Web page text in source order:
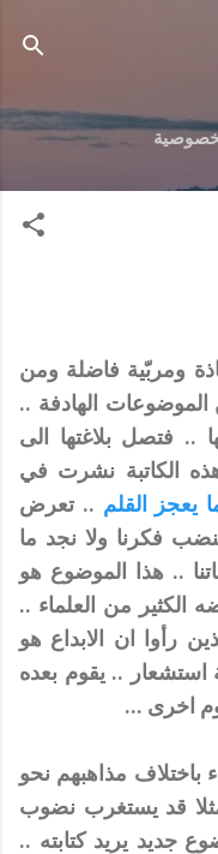
ومربّية فاضلة ومن
الموضوعات الهادفة ..
.. فتصل بلاغتها الى
الكاتبة نشرت في
يعجز القلم .. تعرض
فكرنا ولا نجد ما
.. هذا الموضوع هو
من العلماء ..
رأوا ان الابداع هو
استشعار .. يقوم بعده
اخرى ...
باختلاف مذاهبهم نحو
قد يستغرب نضوب
جديد يريد كتابته ..